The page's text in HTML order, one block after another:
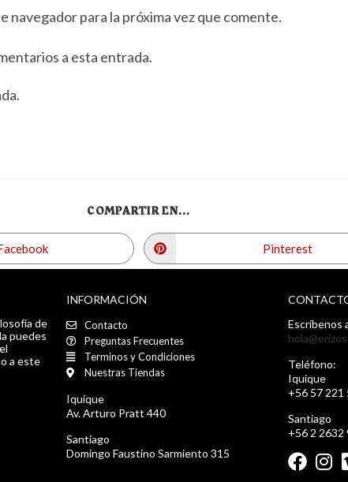
para la próxima vez que comente.
a esta entrada.
COMPARTIR EN...
Pinterest
de
puedes
a este
INFORMACIÓN
Contacto
Preguntas Frecuentes
Terminos y Condiciones
Nuestras Tiendas
Iquique
Av. Arturo Pratt 440
Santiago
Domingo Faustino Sarmiento 315
Escríbenos
Teléfono:
Iquique
+56 57 221
Santiago
+56 2 2632